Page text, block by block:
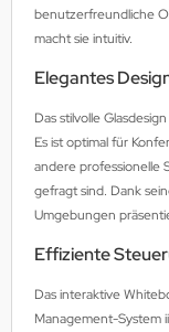
benutzerfreundliche
macht sie intuitiv.
Elegantes
Das stilvolle
Es ist optimal für
andere professionelle
gefragt sind. Dank
Umgebungen
Effiziente
Das interaktive
Management-System